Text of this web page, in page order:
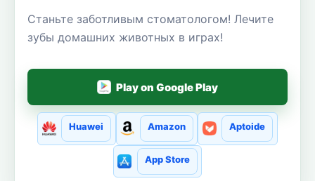
Станьте заботливым стоматологом! Лечите
зубы домашних животных в играх!
Play on Google Play
Huawei Amazon Aptoide
App Store